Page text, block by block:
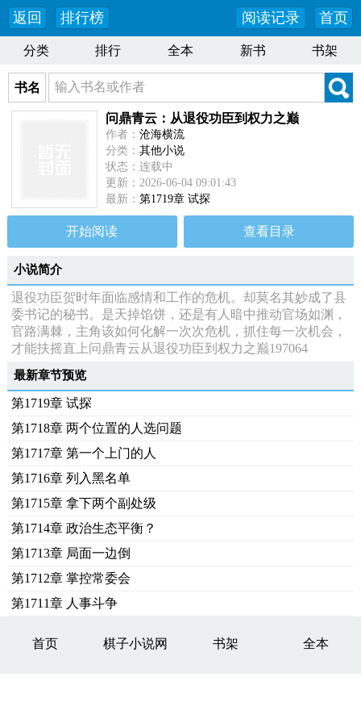
返回 排行榜 首页
阅读记录
分类 排行 全本 新书 书架
书名
问鼎青云：从退役功臣到权力之巅
作者： 沧海横流
分类： 其他小说
状态：连载中
更新：2026-06-04 09:01:43
最新： 第1719章 试探
开始阅读 查看目录
小说简介
退役功臣贺时年面临感情和工作的危机。却莫名其妙成了县
委书记的秘书。是天掉馅饼，还是有人暗中推动官场如渊，
官路满棘，主角该如何化解一次次危机，抓住每一次机会，
才能扶摇直上问鼎青云从退役功臣到权力之巅197064
最新章节预览
第1719章 试探
第1718章 两个位置的人选问题
第1717章 第一个上门的人
第1716章 列入黑名单
第1715章 拿下两个副处级
第1714章 政治生态平衡？
第1713章 局面一边倒
第1712章 掌控常委会
第1711章 人事斗争
首页 棋子小说网 书架 全本